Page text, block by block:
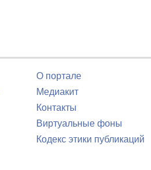
О портале
Медиакит
Контакты
Виртуальные фоны
Кодекс этики публикаций